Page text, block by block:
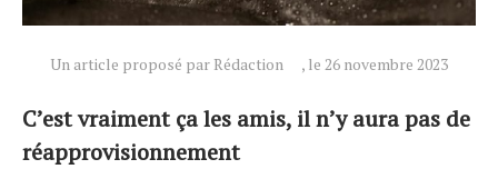
Un article proposé par Rédaction , le 26 novembre 2023
C’est vraiment ça les amis, il n’y aura pas de
réapprovisionnement
Actualités
Technologies